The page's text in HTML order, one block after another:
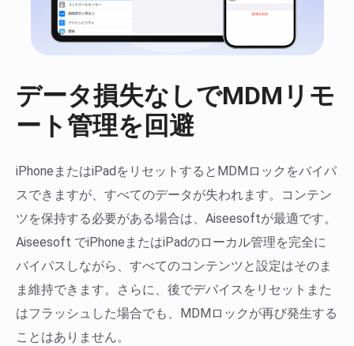
データ損失なしでMDMリモ
ート管理を回避
iPhoneまたはiPadをリセットするとMDMロックをバイパ
スできますが、すべてのデータが失われます。コンテン
ツを保持する必要がある場合は、Aiseesoftが最適です。
Aiseesoft でiPhoneまたはiPadのローカル管理を完全に
バイパスしながら、すべてのコンテンツと設定はそのま
ま維持できます。さらに、後でデバイスをリセットまた
はフラッシュした場合でも、MDMロックが再び発生する
ことはありません。